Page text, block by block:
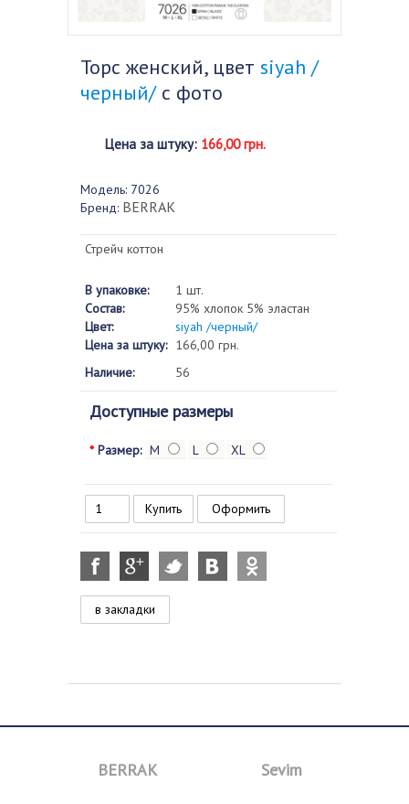
Торс женский, цвет siyah /
черный/с фото
Цена за штуку: 166,00 грн.
Модель: 7026
Бренд: BERRAK
Стрейч коттон
В упаковке:
1 шт.
Состав:
95% хлопок 5% эластан
Цвет:
siyah /черный/
Цена за штуку: 166,00 грн.
Наличие:
56
Доступные размеры
* Размер: M L XL
Оформить
в закладки
BERRAK Sevim